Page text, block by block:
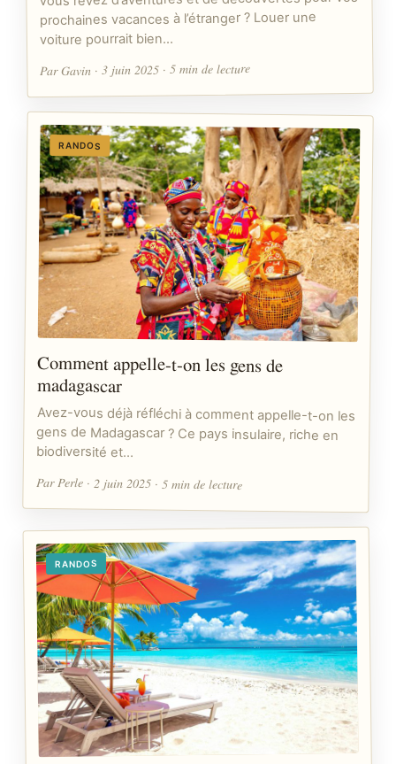
prochaines vacances à l’étranger ? Louer une
voiture pourrait bien…
Par Gavin · 3 juin 2025 · 5 min de lecture
RANDOS
Comment appelle-t-on les gens de
madagascar
Avez-vous déjà réfléchi à comment appelle-t-on les
gens de Madagascar ? Ce pays insulaire, riche en
biodiversité et…
Par Perle · 2 juin 2025 · 5 min de lecture
RANDOS